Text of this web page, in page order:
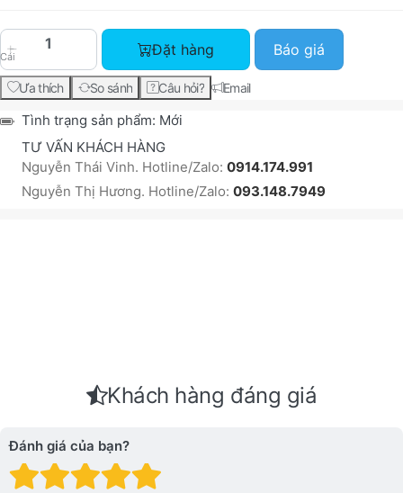
Cái
HP 981A Black Original PageWide Cartridge
Đặt hàng Báo giá
Ưa thích So sánh Câu hỏi? Email
Tình trạng sản phẩm: Mới
TƯ VẤN KHÁCH HÀNG
Nguyễn Thái Vinh. Hotline/Zalo: 0914.174.991
Nguyễn Thị Hương. Hotline/Zalo: 093.148.7949
Khách hàng đáng giá
Đánh giá của bạn?
Đánh giá: 4 trên 5
Đánh giá: 3 trên 5 sao.
Đánh giá: 2 trên 5 sao.
Đánh giá: 1 trên 5 sao. Xấu